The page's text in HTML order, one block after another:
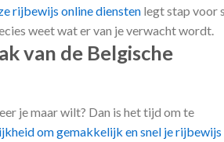
rijbewijs online diensten legt stap voor
weet wat er van je verwacht wordt.
van de Belgische
je maar wilt? Dan is het tijd om te
om gemakkelijk en snel je